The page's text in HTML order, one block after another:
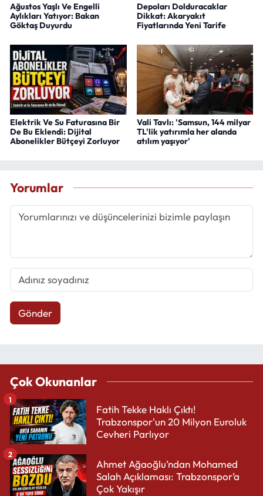
Ağustos Yaşlı Ve Engelli
Aylıkları Yatıyor: Bakan
Göktaş Duyurdu
Depoları Dolduracaklar
Dikkat: Akaryakıt
Fiyatlarında Yeni Tarife
Elektrik Ve Su Faturasına Bir
De Bu Eklendi: Dijital
Abonelikler Bütçeyi Zorluyor
Vali Tavlı: 'Samsun, 144 milyar
TL'lik yatırımla her alanda
atılım yaşıyor'
Yorumlar
Gönder
Çok Okunanlar
Fatih Tekke Haklı Çıktı!
Trabzonspor'un 20 Milyon Euroluk
Cevheri Parlıyor
1
Ahmet Ağaoğlu’ndan Mohamed
Salah Açıklaması: Trabzonspor’a
Çok Yakışır
2